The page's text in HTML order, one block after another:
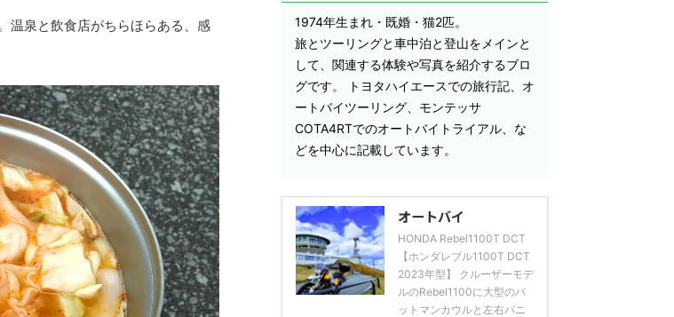
温泉と飲食店がちらほらある、感
1974年生まれ・既婚・猫2匹。
旅とツーリングと車中泊と登山をメインと
して、関連する体験や写真を紹介するブロ
グです。 トヨタハイエースでの旅行記、オ
ートバイツーリング、モンテッサ
COTA4RTでのオートバイトライアル、な
どを中心に記載しています。
オートバイ
HONDA Rebel1100T DCT
【ホンダレブル1100T DCT
2023年型】 クルーザーモデ
ルのRebel1100に大型のバ
ットマンカウルと左右パニ